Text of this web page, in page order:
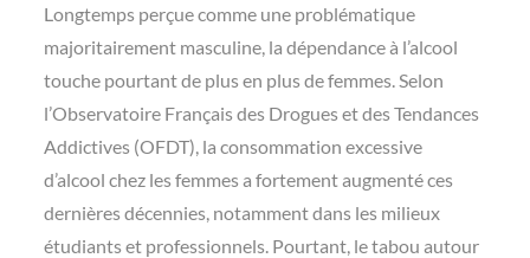
Longtemps perçue comme une problématique
majoritairement masculine, la dépendance à l’alcool
touche pourtant de plus en plus de femmes. Selon
l’Observatoire Français des Drogues et des Tendances
Addictives (OFDT), la consommation excessive
d’alcool chez les femmes a fortement augmenté ces
dernières décennies, notamment dans les milieux
étudiants et professionnels. Pourtant, le tabou autour